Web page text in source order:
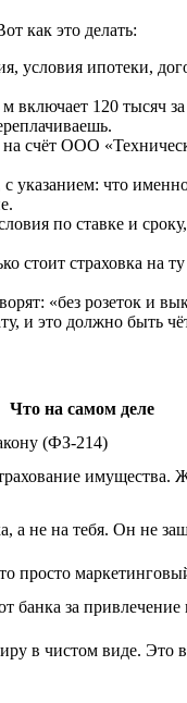
как это делать:
ипотеки,
включает 120 тысяч
счёт ООО
что
по ставке и
стоит страховка на
«без розеток и
и это должно быть
Что на самом деле
(ФЗ-214)
а не на тебя. Он не
просто
банка за привлечение
в чистом виде. Это